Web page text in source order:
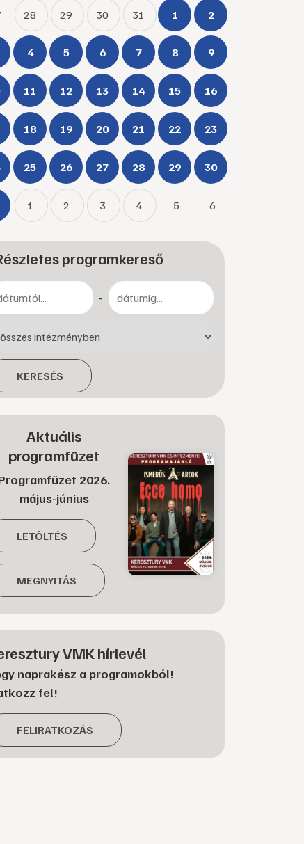
28 29 30 31 1 2
4 5 6 7 8 9
11 12 13 14 15 16
18 19 20 21 22 23
25 26 27 28 29 30
1 2 3 4 5 6
programkereső
-
KERESÉS
Aktuális
programfüzet
2026.
május-június
LETÖLTÉS
MEGNYITÁS
VMK hírlevél
naprakész a programokból!
fel!
FELIRATKOZÁS